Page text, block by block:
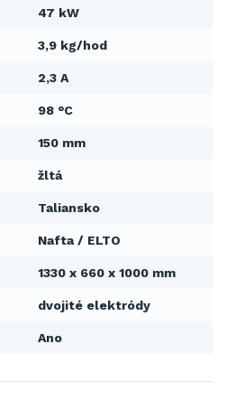
47 kW
3,9 kg/hod
2,3 A
98 °C
150 mm
žltá
Taliansko
Nafta / ELTO
1330 x 660 x 1000 mm
dvojité elektródy
Ano